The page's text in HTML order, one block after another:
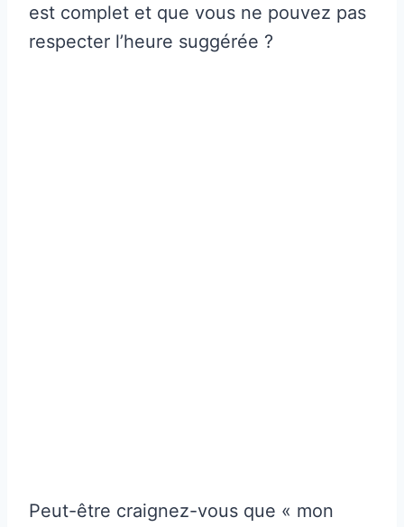
est complet et que vous ne pouvez pas
respecter l’heure suggérée ?
Peut-être craignez-vous que « mon